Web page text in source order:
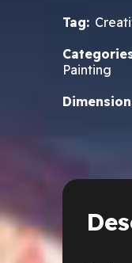
Tag:
Painting